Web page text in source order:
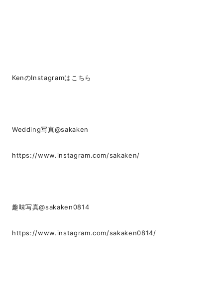
KenのInstagramはこちら
Wedding写真@sakaken
https://www.instagram.com/sakaken/
趣味写真@sakaken0814
https://www.instagram.com/sakaken0814/